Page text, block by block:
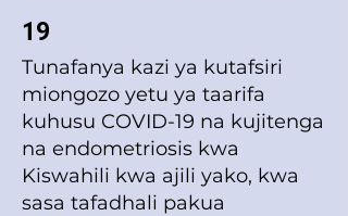
19
Tunafanya kazi ya kutafsiri
miongozo yetu ya taarifa
kuhusu COVID-19 na kujitenga
na endometriosis kwa
Kiswahili kwa ajili yako, kwa
sasa tafadhali pakua